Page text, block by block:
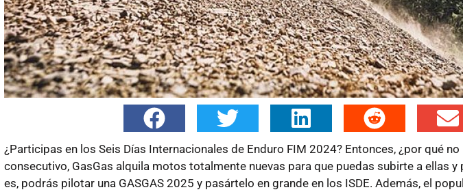
¿Participas en los Seis Días Internacionales de Enduro FIM 2024? Entonces, ¿por qué
consecutivo, GasGas alquila motos totalmente nuevas para que puedas subirte a ellas
es, podrás pilotar una GASGAS 2025 y pasártelo en grande en los ISDE. Además, el